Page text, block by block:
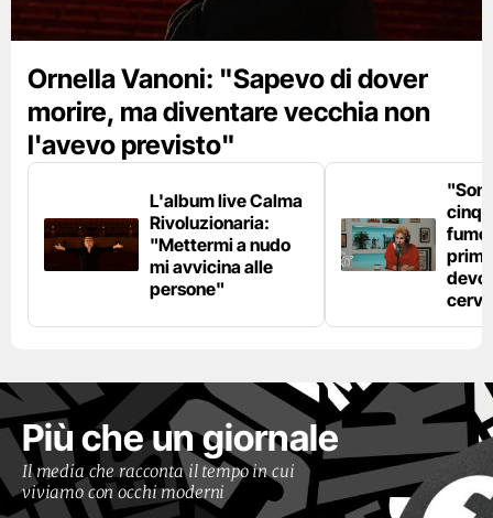
Ornella Vanoni: "Sapevo di dover
morire, ma diventare vecchia non
l'avevo previsto"
L'album live Calma
Rivoluzionaria:
"Mettermi a nudo
mi avvicina alle
persone"
fumo
devo
Più che un giornale
Il media che racconta il tempo in cui
viviamo con occhi moderni